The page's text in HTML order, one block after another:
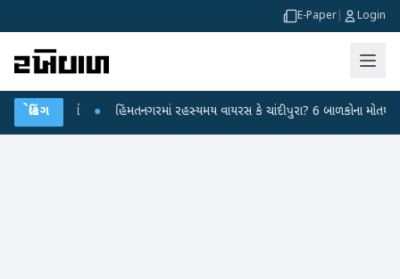
E-Paper Login
બ્રેકિંગ
કર્યા હિંમતનગરમાં રહસ્યમય વાયરસ કે ચાંદીપુરા? 6 બાળકોના મોતથી ફફડાટ